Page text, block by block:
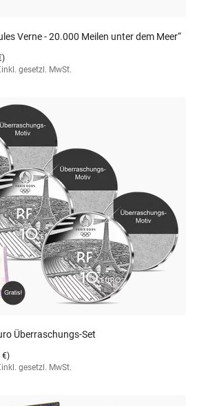
Verne - 20.000 Meilen unter dem Meer“
inkl. gesetzl. MwSt.
Überraschungs-Set
€)
inkl. gesetzl. MwSt.